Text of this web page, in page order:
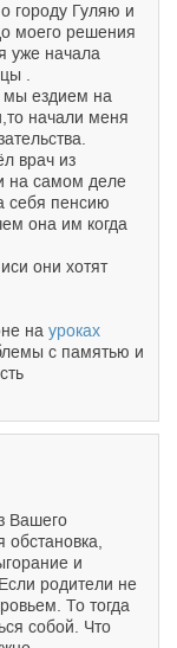
городу Гуляю и
моего решения
уже начала
.
мы ездием на
начали меня
врач из
на самом деле
себя пенсию
она им когда
они хотят
на уроках
с памятью и
Вашего
и
родители не
То тогда
собой. Что